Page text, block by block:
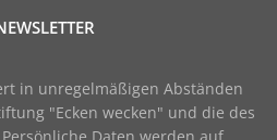
in unregelmäßigen Abständen
"Ecken wecken" und die des